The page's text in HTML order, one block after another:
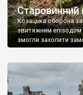
Старовинний
Козацька оборона
звитяжним епізодом
змогли захопити
поховали на
ньому чимало